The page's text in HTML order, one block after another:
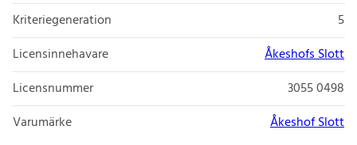
Kriteriegeneration
5
Licensinnehavare
Åkeshofs Slott
Licensnummer
3055 0498
Varumärke
Åkeshof Slott